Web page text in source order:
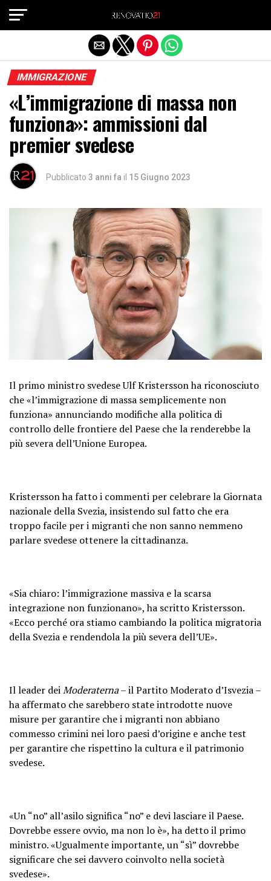
IMMIGRAZIONE
«L’immigrazione di massa non
funziona»: ammissioni dal
premier svedese
Pubblicato 3 anni fa il 15 Giugno 2023
Il primo ministro svedese Ulf Kristersson ha riconosciuto
che «l’immigrazione di massa semplicemente non
funziona» annunciando modifiche alla politica di
controllo delle frontiere del Paese che la renderebbe la
più severa dell’Unione Europea.
Kristersson ha fatto i commenti per celebrare la Giornata
nazionale della Svezia, insistendo sul fatto che era
troppo facile per i migranti che non sanno nemmeno
parlare svedese ottenere la cittadinanza.
«Sia chiaro: l’immigrazione massiva e la scarsa
integrazione non funzionano», ha scritto Kristersson.
«Ecco perché ora stiamo cambiando la politica migratoria
della Svezia e rendendola la più severa dell’UE».
Il leader deiModeraterna– il Partito Moderato d’Isvezia –
ha affermato che sarebbero state introdotte nuove
misure per garantire che i migranti non abbiano
commesso crimini nei loro paesi d’origine e anche test
per garantire che rispettino la cultura e il patrimonio
svedese.
«Un “no” all’asilo significa “no” e devi lasciare il Paese.
Dovrebbe essere ovvio, ma non lo è», ha detto il primo
ministro. «Ugualmente importante, un “sì” dovrebbe
significare che sei davvero coinvolto nella società
svedese».
Exit mobile version